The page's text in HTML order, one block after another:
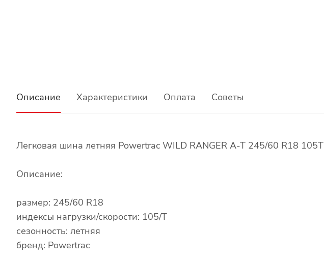
Описание Характеристики Оплата Советы
Легковая шина летняя Powertrac WILD RANGER A-T 245/60 R18 105T
Описание:
размер: 245/60 R18
индексы нагрузки/скорости: 105/T
сезонность: летняя
бренд: Powertrac